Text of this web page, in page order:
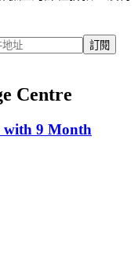
訂閱
Centre
with 9 Month